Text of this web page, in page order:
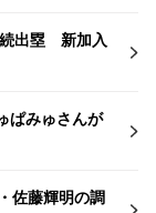
続出塁 新加入
ぱみゅさんが
佐藤輝明の調